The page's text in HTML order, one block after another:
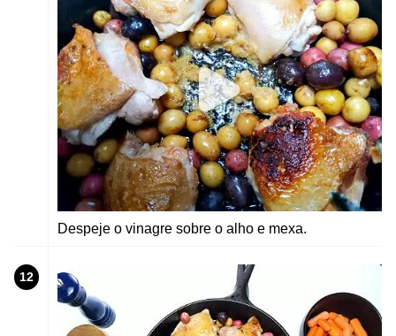
Despeje o vinagre sobre o alho e mexa.
12